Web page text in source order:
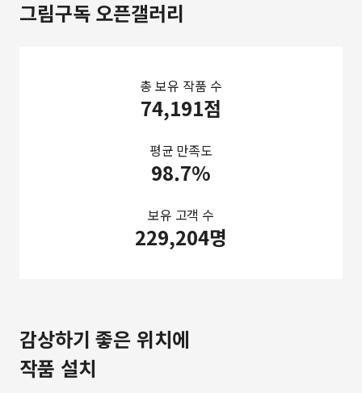
그림구독 오픈갤러리
총 보유 작품 수
74,191점
평균 만족도
98.7%
보유 고객 수
229,204명
감상하기 좋은 위치에
작품 설치